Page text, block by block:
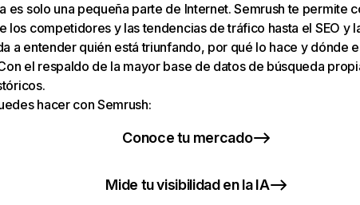
es solo una pequeña parte de Internet. Semrush te permite
los competidores y las tendencias de tráfico hasta el SEO y
a entender quién está triunfando, por qué lo hace y dónde
el respaldo de la mayor base de datos de búsqueda
hacer con Semrush:
Conoce tu mercado
Mide tu visibilidad en la IA